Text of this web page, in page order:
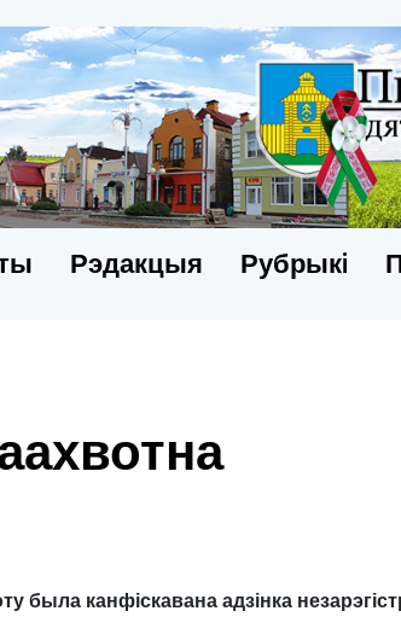
Рэдакцыя Рубрыкi
была канфіскавана адзінка